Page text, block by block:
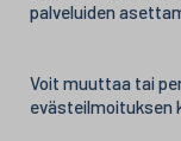
palveluiden
Voit muuttaa tai
evästeilmoituksen